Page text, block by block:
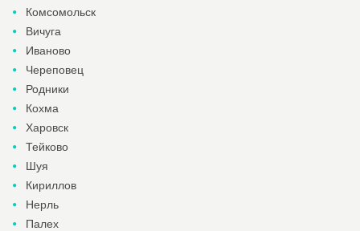
Комсомольск
Вичуга
Иваново
Череповец
Родники
Кохма
Харовск
Тейково
Шуя
Кириллов
Нерль
Палех